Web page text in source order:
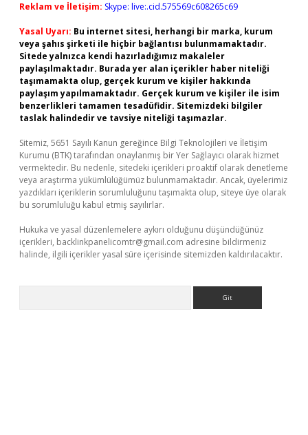
Reklam ve İletişim: Skype: live:.cid.575569c608265c69
Yasal Uyarı: Bu internet sitesi, herhangi bir marka, kurum
veya şahıs şirketi ile hiçbir bağlantısı bulunmamaktadır.
Sitede yalnızca kendi hazırladığımız makaleler
paylaşılmaktadır. Burada yer alan içerikler haber niteliği
taşımamakta olup, gerçek kurum ve kişiler hakkında
paylaşım yapılmamaktadır. Gerçek kurum ve kişiler ile isim
benzerlikleri tamamen tesadüfidir. Sitemizdeki bilgiler
taslak halindedir ve tavsiye niteliği taşımazlar.
Sitemiz, 5651 Sayılı Kanun gereğince Bilgi Teknolojileri ve İletişim
Kurumu (BTK) tarafından onaylanmış bir Yer Sağlayıcı olarak hizmet
vermektedir. Bu nedenle, sitedeki içerikleri proaktif olarak denetleme
veya araştırma yükümlülüğümüz bulunmamaktadır. Ancak, üyelerimiz
yazdıkları içeriklerin sorumluluğunu taşımakta olup, siteye üye olarak
bu sorumluluğu kabul etmiş sayılırlar.
Hukuka ve yasal düzenlemelere aykırı olduğunu düşündüğünüz
içerikleri, backlinkpanelicomtr@gmail.com adresine bildirmeniz
halinde, ilgili içerikler yasal süre içerisinde sitemizden kaldırılacaktır.